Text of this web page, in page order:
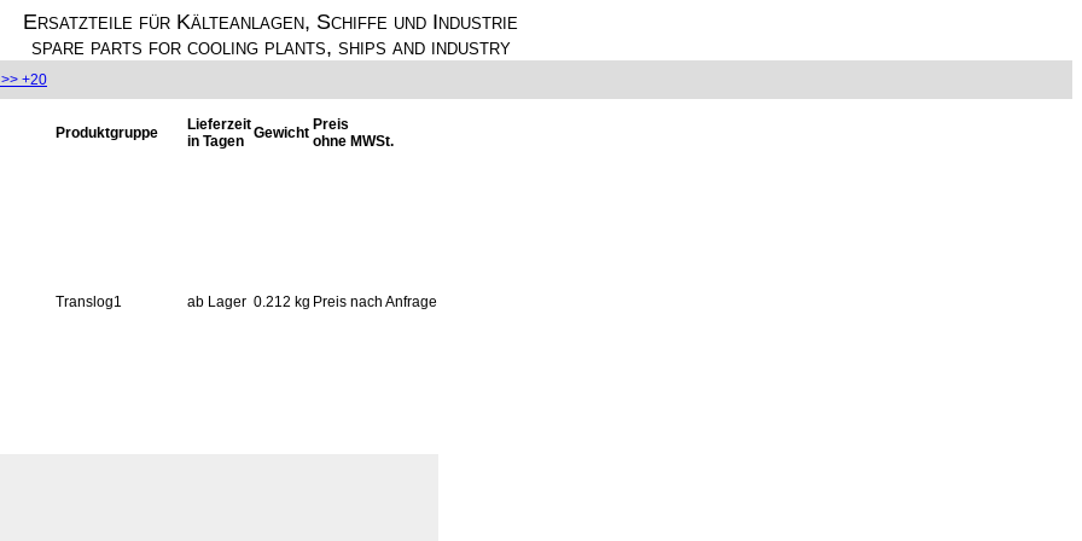
Ersatzteile für Kälteanlagen, Schiffe und Industrie
spare parts for cooling plants, ships and industry
+20
Produktgruppe
Lieferzeit
in Tagen Gewicht Preis
ohne MWSt.
Translog1 ab Lager 0.212 kg Preis nach Anfrage